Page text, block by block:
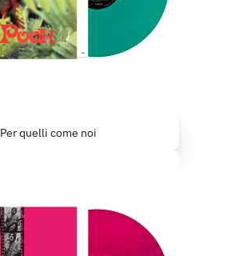
Per quelli come noi